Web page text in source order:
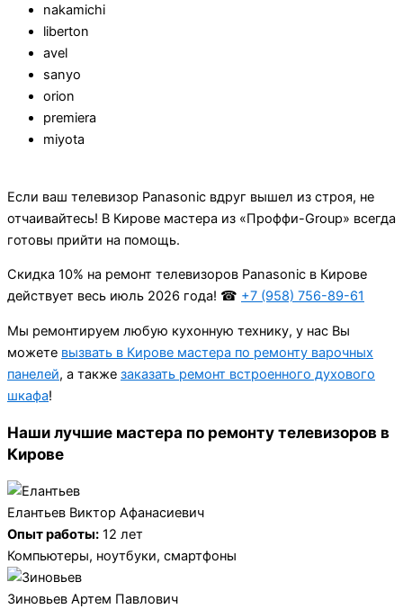
nakamichi
liberton
avel
sanyo
orion
premiera
miyota
Если ваш телевизор Panasonic вдруг вышел из строя, не
отчаивайтесь! В Кирове мастера из «Проффи-Group» всегда
готовы прийти на помощь.
Cкидка 10% на ремонт телевизоров Panasonic в Кирове
действует весь июль 2026 года! ☎ +7 (958) 756-89-61
Мы ремонтируем любую кухонную технику, у нас Вы
можете вызвать в Кирове мастера по ремонту варочных
панелей, а также заказать ремонт встроенного духового
шкафа!
Наши лучшие мастера по ремонту телевизоров в
Кирове
Елантьев Виктор Афанасиевич
Опыт работы: 12 лет
Компьютеры, ноутбуки, смартфоны
Зиновьев Артем Павлович